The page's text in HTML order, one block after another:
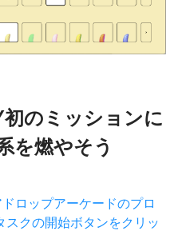
のミッションに
を燃やそう
ロップアーケードのプロ
スクの開始ボタンをクリッ